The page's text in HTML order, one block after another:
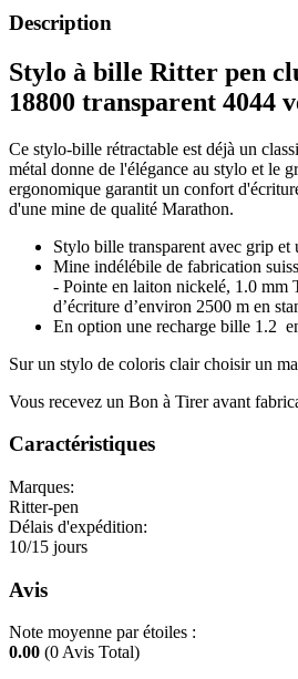
Description
Stylo à bille Ritter pen
18800 transparent 4044
Ce stylo-bille rétractable est déjà un
métal donne de l'élégance au stylo et le
ergonomique garantit un confort
d'une mine de qualité Marathon.
Stylo bille transparent avec grip et
Mine indélébile de fabrication
- Pointe en laiton nickelé, 1.0 mm
d’écriture d’environ 2500 m en
En option une recharge bille 1.2
Sur un stylo de coloris clair choisir un
Vous recevez un Bon à Tirer avant
Caractéristiques
Marques:
Ritter-pen
Délais d'expédition:
10/15 jours
Avis
Note moyenne par étoiles :
0.00 (0 Avis Total)